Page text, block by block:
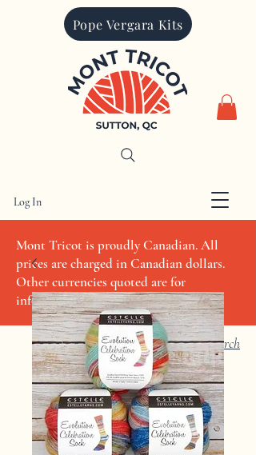
Pope Vergara Kits
CAD (C$)
Mont Tricot is proudly Canadian. All
prices are charged in Canadian dollars.
Other currencies quoted are for
informational purposes only
Log In
Search